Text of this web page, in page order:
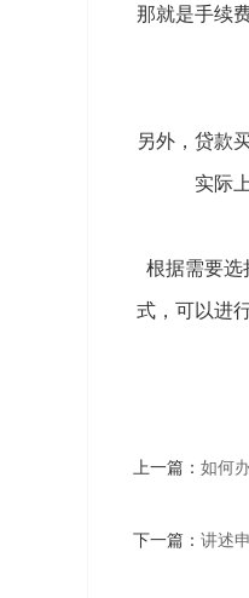
那就是手续
另外，贷款
实际
根据需要选
式，可以进
上一篇： 如何
下一篇： 讲述